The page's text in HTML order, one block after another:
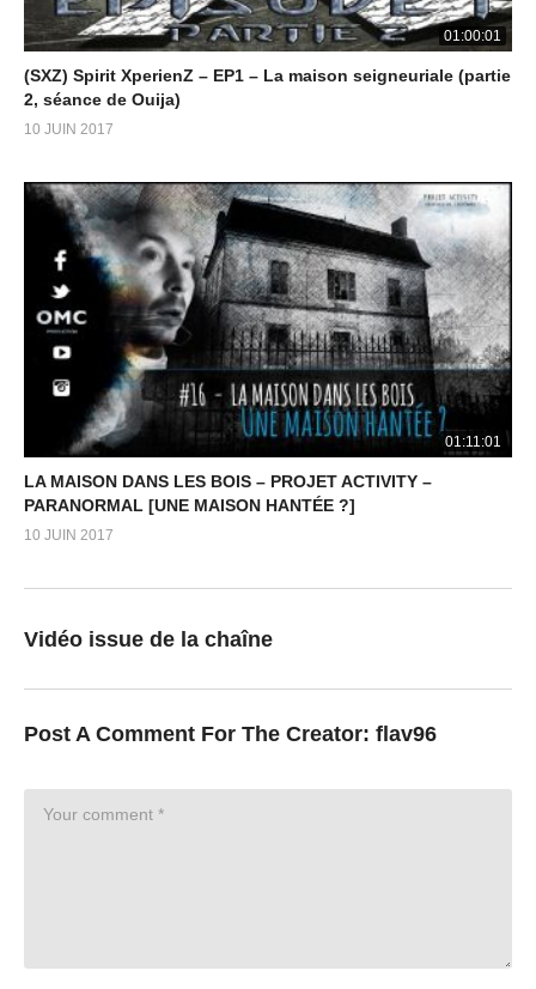
01:00:01
(SXZ) Spirit XperienZ – EP1 – La maison seigneuriale (partie
2, séance de Ouija)
10 JUIN 2017
01:11:01
LA MAISON DANS LES BOIS – PROJET ACTIVITY –
PARANORMAL [UNE MAISON HANTÉE ?]
10 JUIN 2017
Vidéo issue de la chaîne
Post A Comment For The Creator: flav96